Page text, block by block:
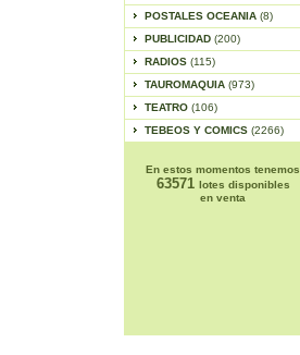
POSTALES OCEANIA (8)
PUBLICIDAD (200)
RADIOS (115)
TAUROMAQUIA (973)
TEATRO (106)
TEBEOS Y COMICS (2266)
En estos momentos tenemos
63571 lotes disponibles
en venta